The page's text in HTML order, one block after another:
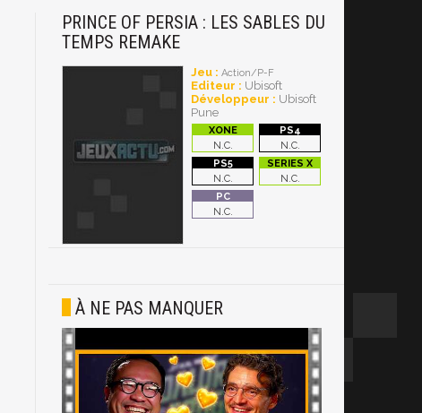
PRINCE OF PERSIA : LES SABLES DU
TEMPS REMAKE
Jeu : Action/P-F
Editeur : Ubisoft
Développeur : Ubisoft
Pune
N.C. N.C.
N.C. N.C.
N.C.
À NE PAS MANQUER